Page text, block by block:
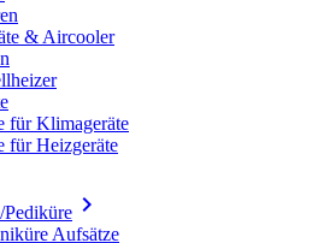
& Aircooler
für Klimageräte
für Heizgeräte

Aufsätze